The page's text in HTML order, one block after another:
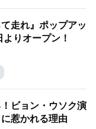
走れ』ポップアッ
りオープン！
ビョン・ウソク演
惹かれる理由